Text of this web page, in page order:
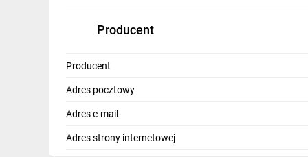
Producent
Producent
Adres pocztowy
Adres e-mail
Adres strony internetowej